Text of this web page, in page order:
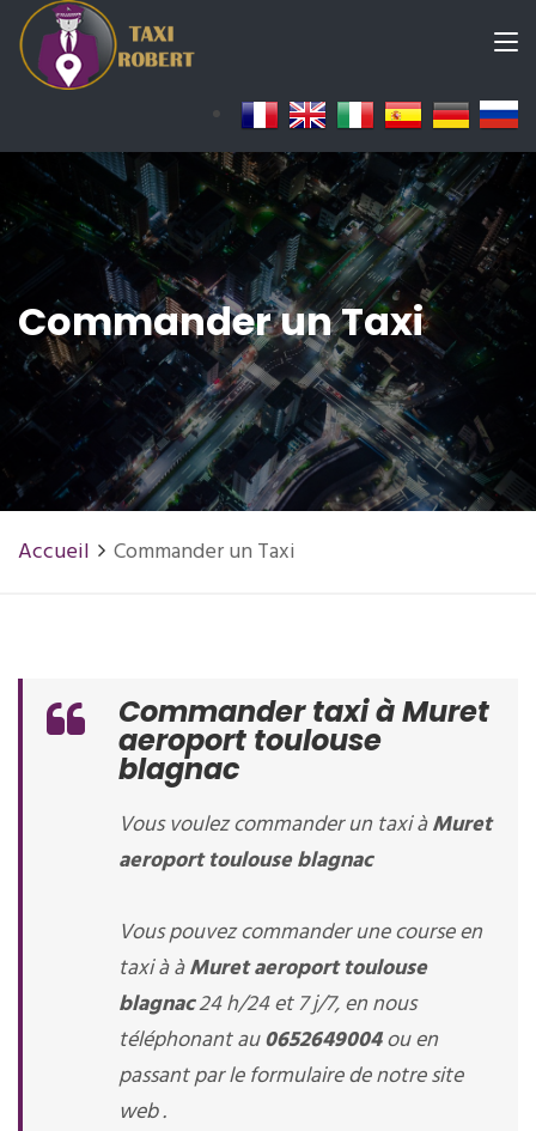
Commander un Taxi
Accueil Commander un Taxi
Commander taxi à Muret
aeroport toulouse
blagnac
Vous voulez commander un taxi àMuret
aeroport toulouse blagnac
Vous pouvez commander une course en
taxi à àMuret aeroport toulouse
blagnac24 h/24 et 7 j/7, en nous
téléphonant au0652649004ou en
passant par le formulaire de notre site
web .